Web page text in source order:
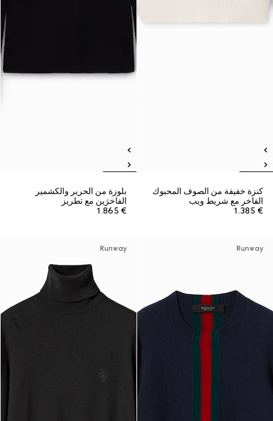
كنزة خفيفة من الصوف المحبوك
الفاخر مع شريط ويب
€ 1.385
بلوزة من الحرير والكشمير
الفاخرَين مع تطريز
€ 1.865
Runway
Runway